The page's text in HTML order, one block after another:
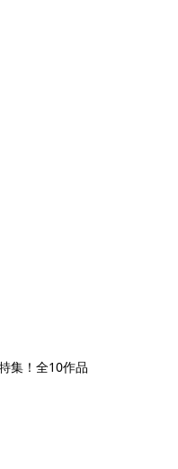
集！全10作品